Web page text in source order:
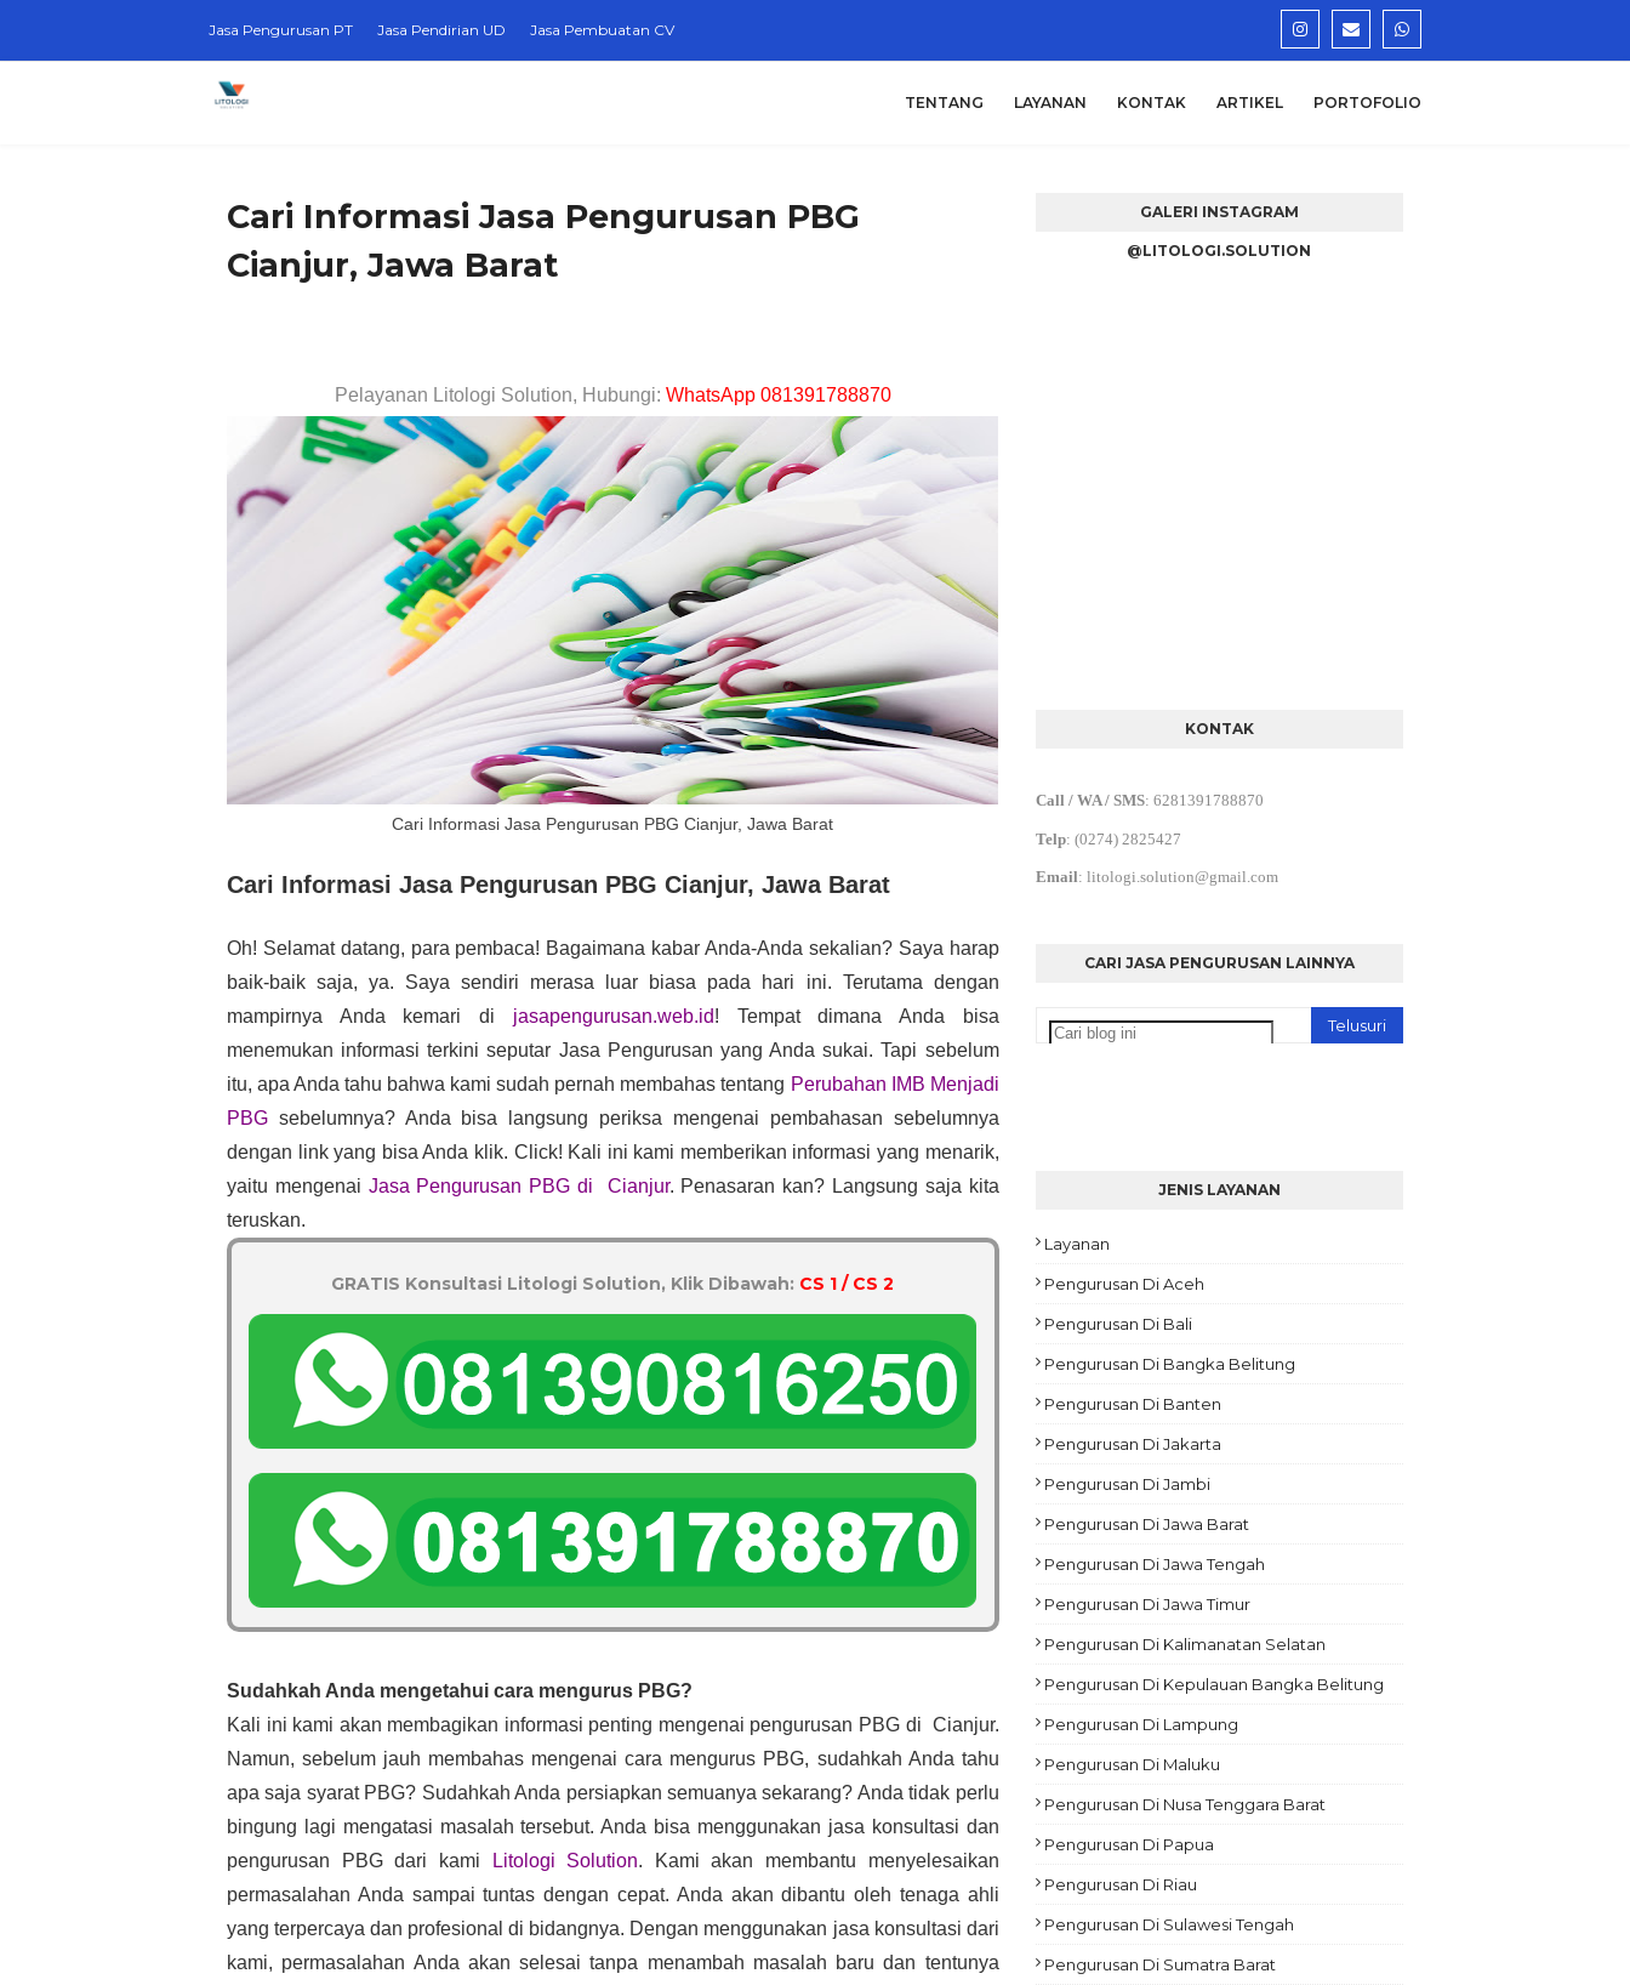
Jasa Pengurusan PT Jasa Pendirian UD Jasa Pembuatan CV
TENTANG LAYANAN KONTAK ARTIKEL PORTOFOLIO
Cari Informasi Jasa Pengurusan PBG
Cianjur, Jawa Barat
Pelayanan Litologi Solution, Hubungi: WhatsApp 081391788870
Cari Informasi Jasa Pengurusan PBG Cianjur, Jawa Barat
Cari Informasi Jasa Pengurusan PBG Cianjur, Jawa Barat
Oh! Selamat datang, para pembaca! Bagaimana kabar Anda-Anda sekalian? Saya harap
baik-baik saja, ya. Saya sendiri merasa luar biasa pada hari ini. Terutama dengan
mampirnya Anda kemari di jasapengurusan.web.id! Tempat dimana Anda bisa
menemukan informasi terkini seputar Jasa Pengurusan yang Anda sukai. Tapi sebelum
itu, apa Anda tahu bahwa kami sudah pernah membahas tentang Perubahan IMB Menjadi
PBG sebelumnya? Anda bisa langsung periksa mengenai pembahasan sebelumnya
dengan link yang bisa Anda klik. Click! Kali ini kami memberikan informasi yang menarik,
yaitu mengenai Jasa Pengurusan PBG di  Cianjur. Penasaran kan? Langsung saja kita
teruskan.
GRATIS Konsultasi Litologi Solution, Klik Dibawah: CS 1 / CS 2
Sudahkah Anda mengetahui cara mengurus PBG?
Kali ini kami akan membagikan informasi penting mengenai pengurusan PBG di  Cianjur.
Namun, sebelum jauh membahas mengenai cara mengurus PBG, sudahkah Anda tahu
apa saja syarat PBG? Sudahkah Anda persiapkan semuanya sekarang? Anda tidak perlu
bingung lagi mengatasi masalah tersebut. Anda bisa menggunakan jasa konsultasi dan
pengurusan PBG dari kami
Litologi Solution. Kami akan membantu menyelesaikan
permasalahan Anda sampai tuntas dengan cepat. Anda akan dibantu oleh tenaga ahli
yang terpercaya dan profesional di bidangnya. Dengan menggunakan jasa konsultasi dari
kami, permasalahan Anda akan selesai tanpa menambah masalah baru dan tentunya
GALERI INSTAGRAM
@LITOLOGI.SOLUTION
KONTAK
Call / WA / SMS: 6281391788870
Telp: (0274) 2825427
Email: litologi.solution@gmail.com
CARI JASA PENGURUSAN LAINNYA
JENIS LAYANAN
Layanan
Pengurusan Di Aceh
Pengurusan Di Bali
Pengurusan Di Bangka Belitung
Pengurusan Di Banten
Pengurusan Di Jakarta
Pengurusan Di Jambi
Pengurusan Di Jawa Barat
Pengurusan Di Jawa Tengah
Pengurusan Di Jawa Timur
Pengurusan Di Kalimanatan Selatan
Pengurusan Di Kepulauan Bangka Belitung
Pengurusan Di Lampung
Pengurusan Di Maluku
Pengurusan Di Nusa Tenggara Barat
Pengurusan Di Papua
Pengurusan Di Riau
Pengurusan Di Sulawesi Tengah
Pengurusan Di Sumatra Barat